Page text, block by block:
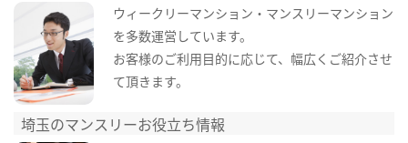
ウィークリーマンション・マンスリーマンション
を多数運営しています。
お客様のご利用目的に応じて、幅広くご紹介させ
て頂きます。
埼玉のマンスリーお役立ち情報